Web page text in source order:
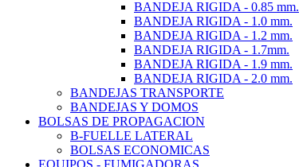
BANDEJA RIGIDA - 0.85 mm.
BANDEJA RIGIDA - 1.0 mm.
BANDEJA RIGIDA - 1.2 mm.
BANDEJA RIGIDA - 1.7mm.
BANDEJA RIGIDA - 1.9 mm.
BANDEJA RIGIDA - 2.0 mm.
BANDEJAS TRANSPORTE
BANDEJAS Y DOMOS
BOLSAS DE PROPAGACION
B-FUELLE LATERAL
BOLSAS ECONOMICAS